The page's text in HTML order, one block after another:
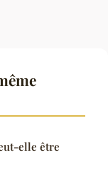
elle être